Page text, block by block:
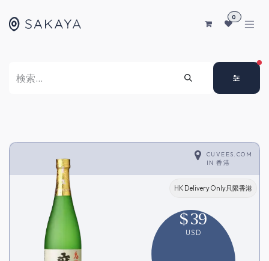
0
CUVEES.COM
IN香港
HK Delivery Only只限香港
$39
USD